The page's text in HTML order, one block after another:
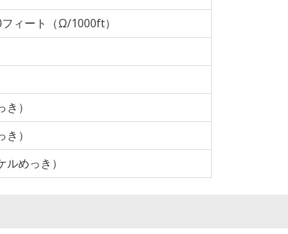
ィート（Ω/1000ft）
）
）
めっき）